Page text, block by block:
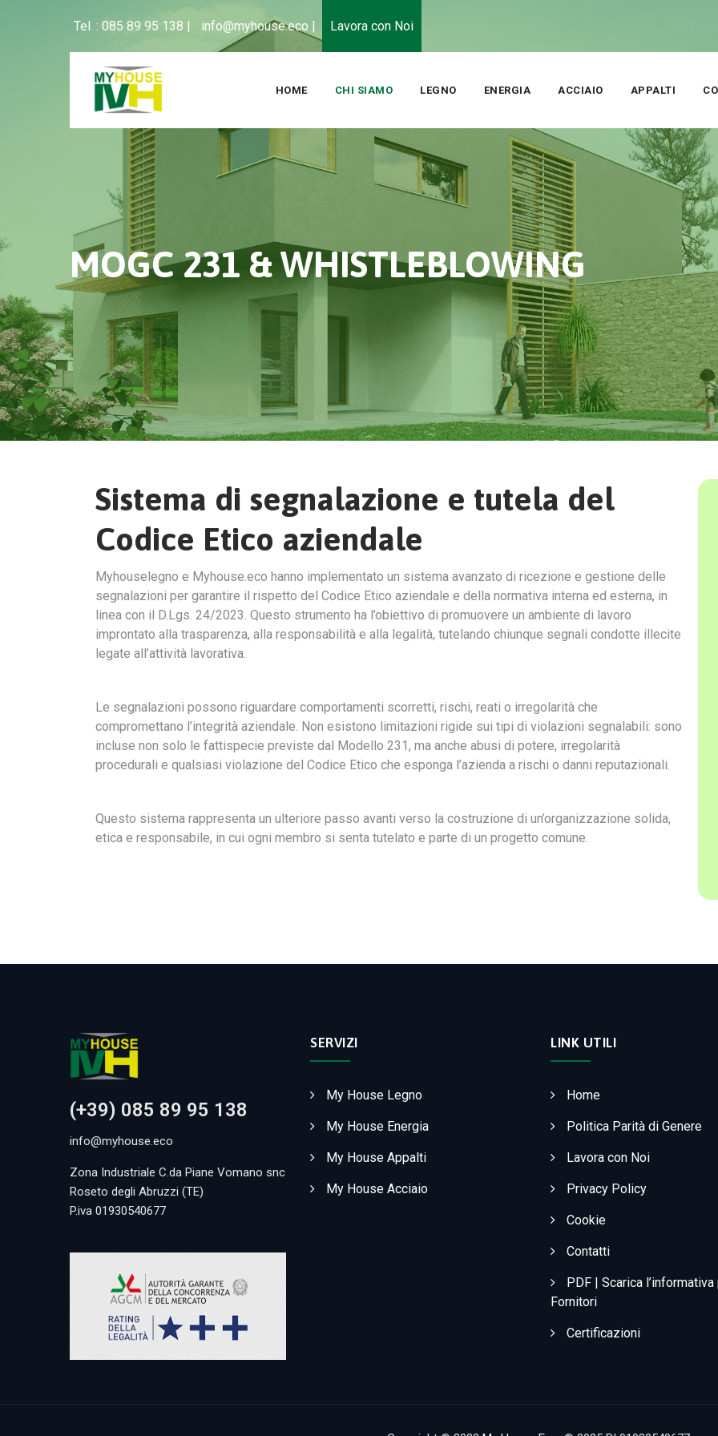
Tel. : 085 89 95 138 | info@myhouse.eco | Lavora con Noi
HOME CHI SIAMO LEGNO ENERGIA ACCIAIO APPALTI
MOGC 231 & WHISTLEBLOWING
Sistema di segnalazione e tutela del
Codice Etico aziendale
Myhouselegno e Myhouse.eco hanno implementato un sistema avanzato di ricezione e gestione delle
segnalazioni per garantire il rispetto del Codice Etico aziendale e della normativa interna ed esterna, in
linea con il D.Lgs. 24/2023. Questo strumento ha l’obiettivo di promuovere un ambiente di lavoro
improntato alla trasparenza, alla responsabilità e alla legalità, tutelando chiunque segnali condotte illecite
legate all’attività lavorativa.
Le segnalazioni possono riguardare comportamenti scorretti, rischi, reati o irregolarità che
compromettano l’integrità aziendale. Non esistono limitazioni rigide sui tipi di violazioni segnalabili: sono
incluse non solo le fattispecie previste dal Modello 231, ma anche abusi di potere, irregolarità
procedurali e qualsiasi violazione del Codice Etico che esponga l’azienda a rischi o danni reputazionali.
Questo sistema rappresenta un ulteriore passo avanti verso la costruzione di un’organizzazione solida,
etica e responsabile, in cui ogni membro si senta tutelato e parte di un progetto comune.
(+39) 085 89 95 138
info@myhouse.eco
Zona Industriale C.da Piane Vomano snc
Roseto degli Abruzzi (TE)
P.iva 01930540677
SERVIZI
My House Legno
My House Energia
My House Appalti
My House Acciaio
LINK UTILI
Home
Politica Parità di Genere
Lavora con Noi
Privacy Policy
Cookie
Contatti
PDF | Scarica l’informativa
Fornitori
Certificazioni